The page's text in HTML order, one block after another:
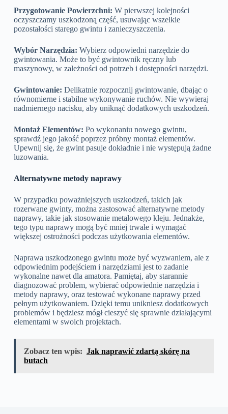
Przygotowanie Powierzchni: W pierwszej kolejności
oczyszczamy uszkodzoną część, usuwając wszelkie
pozostałości starego gwintu i zanieczyszczenia.
Wybór Narzędzia: Wybierz odpowiedni narzędzie do
gwintowania. Może to być gwintownik ręczny lub
maszynowy, w zależności od potrzeb i dostępności narzędzi.
Gwintowanie: Delikatnie rozpocznij gwintowanie, dbając o
równomierne i stabilne wykonywanie ruchów. Nie wywieraj
nadmiernego nacisku, aby uniknąć dodatkowych uszkodzeń.
Montaż Elementów: Po wykonaniu nowego gwintu,
sprawdź jego jakość poprzez próbny montaż elementów.
Upewnij się, że gwint pasuje dokładnie i nie występują żadne
luzowania.
Alternatywne metody naprawy
W przypadku poważniejszych uszkodzeń, takich jak
rozerwane gwinty, można zastosować alternatywne metody
naprawy, takie jak stosowanie metalowego kleju. Jednakże,
tego typu naprawy mogą być mniej trwałe i wymagać
większej ostrożności podczas użytkowania elementów.
Naprawa uszkodzonego gwintu może być wyzwaniem, ale z
odpowiednim podejściem i narzędziami jest to zadanie
wykonalne nawet dla amatora. Pamiętaj, aby starannie
diagnozować problem, wybierać odpowiednie narzędzia i
metody naprawy, oraz testować wykonane naprawy przed
pełnym użytkowaniem. Dzięki temu unikniesz dodatkowych
problemów i będziesz mógł cieszyć się sprawnie działającymi
elementami w swoich projektach.
Zobacz ten wpis: Jak naprawić zdartą skórę na
butach